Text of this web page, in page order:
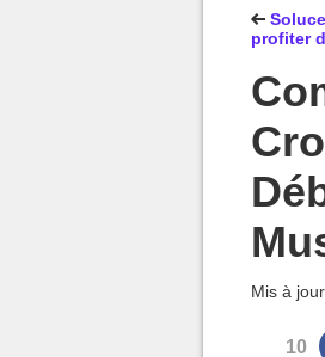
profiter
Mis à
10